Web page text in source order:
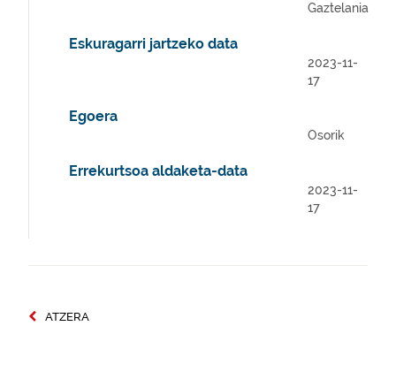
Gaztelania
Eskuragarri jartzeko data
2023-11-
17
Egoera
Osorik
Errekurtsoa aldaketa-data
2023-11-
17
ATZERA